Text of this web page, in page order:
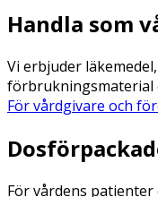
Handla som
Vi erbjuder
förbrukningsmaterial
För vårdgivare och
För vårdens